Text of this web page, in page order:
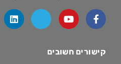
קישורים חשובים